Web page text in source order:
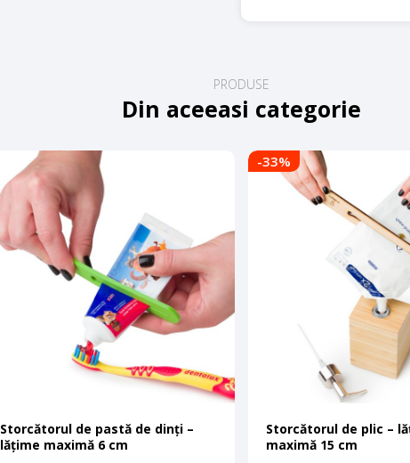
PRODUSE
Din aceeasi categorie
Storcătorul de pastă de dinți –
lățime maximă 6 cm
-33%
Storcătorul de plic –
maximă 15 cm